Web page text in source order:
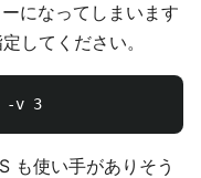
になってしまいます
してください。
も使い手がありそう